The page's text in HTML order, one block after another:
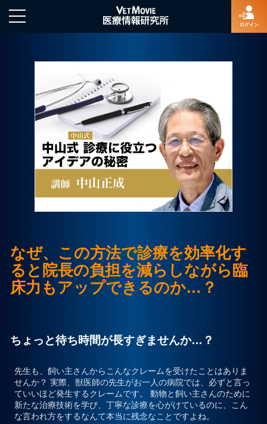
ログイン
HOME
ログイン
新規登録
よくあるご質問
著作権について
プライバシーポリシー
お問合せ
なぜ、この方法で診療を効率化す
ると院長の負担を減らしながら臨
床力もアップできるのか…？
ちょっと待ち時間が長すぎませんか…？
先生も、飼い主さんからこんなクレームを受けたことはありま
せんか？ 実際、獣医師の先生がお一人の病院では、必ずと言っ
ていいほど発生するクレームです。 動物と飼い主さんのために
新たな治療技術を学び、丁寧な診療を心がけているのに、こん
な言われ方をするなんて本当に残念なことですよね。